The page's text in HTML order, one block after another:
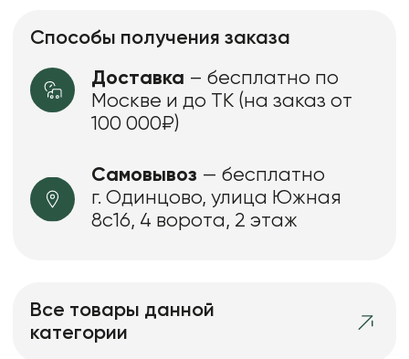
Способы получения заказа
Доставка – бесплатно по
Москве и до ТК (на заказ от
100 000₽)
Самовывоз — бесплатно
г. Одинцово, улица Южная
8с16, 4 ворота, 2 этаж
Все товары данной
категории